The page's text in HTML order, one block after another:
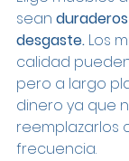
sean
desgaste. Los
calidad
pero a largo
dinero ya que
reemplazarlos
frecuencia.